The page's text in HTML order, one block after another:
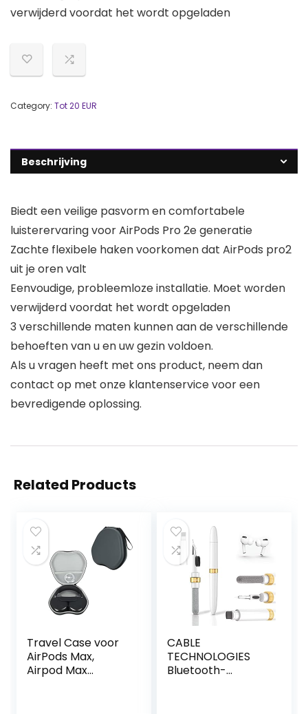
verwijderd voordat het wordt opgeladen
Category: Tot 20 EUR
Beschrijving
Biedt een veilige pasvorm en comfortabele
luisterervaring voor AirPods Pro 2e generatie
Zachte flexibele haken voorkomen dat AirPods pro2
uit je oren valt
Eenvoudige, probleemloze installatie. Moet worden
verwijderd voordat het wordt opgeladen
3 verschillende maten kunnen aan de verschillende
behoeften van u en uw gezin voldoen.
Als u vragen heeft met ons product, neem dan
contact op met onze klantenservice voor een
bevredigende oplossing.
Related Products
Travel Case voor
AirPods Max,
Airpod Max
CABLE
TECHNOLOGIES
Bluetooth-